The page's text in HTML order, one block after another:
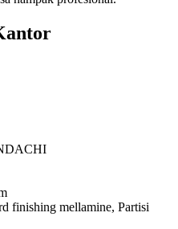
finishing mellamine, Partisi